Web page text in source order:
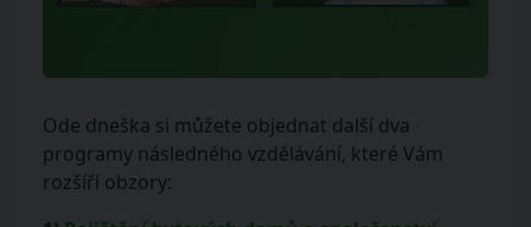
Ode dneška si můžete objednat další dva
programy následného vzdělávání, které Vám
rozšíří obzory: